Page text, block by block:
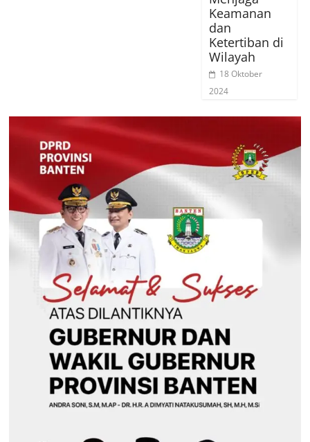
Keamanan
dan
Ketertiban di
Wilayah
18 Oktober
2024